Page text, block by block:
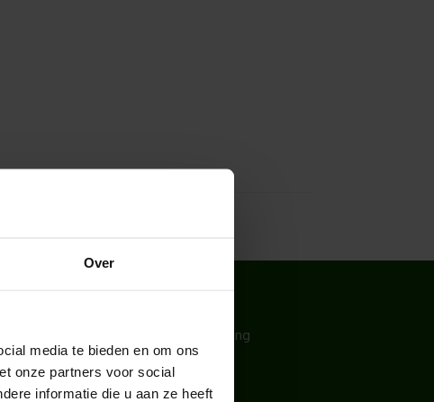
Over
media te bieden en om ons
onze partners voor social
informatie die u aan ze heeft
Hoogendoorn Projectbeplanting
Lichtschip 77
3991 CP Houten